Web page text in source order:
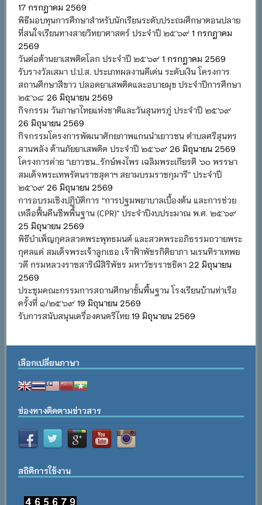
17 กรกฎาคม 2569
พิธีมอบทุนการศึกษาสำหรับนักเรียนระดับประถมศึกษาตอนปลาย
ที่สนใจเรียนทางสายวิทยาศาสตร์ ประจำปี ๒๕๖๙ 1 กรกฎาคม
2569
วันต่อต้านยาเสพติดโลก ประจำปี ๒๕๖๙ 1 กรกฎาคม 2569
รับรางวัลเสมา ป.ป.ส. ประเภทผลงานดีเด่น ระดับเงิน โครงการ
สถานศึกษาสีขาว ปลอดยาเสพติดและอบายมุข ประจำปีการศึกษา
๒๕๖๘ 26 มิถุนายน 2569
กิจกรรม วันภาษาไทยแห่งชาติและวันสุนทรภู่ ประจำปี ๒๕๖๙
26 มิถุนายน 2569
กิจกรรมโครงการพัฒนาศักยภาพแกนนำเยาวชน ตำบลศรีสุนทร
สานพลัง ต้านภัยยาเสพติด ประจำปี ๒๕๖๙ 26 มิถุนายน 2569
โครงการค่าย “เยาวชน…รักษ์พงไพร เฉลิมพระเกียรติ ๖๐ พรรษา
สมเด็จพระเทพรัตนราชสุดาฯ สยามบรมราชกุมารี” ประจำปี
๒๕๖๙ 26 มิถุนายน 2569
การอบรมเชิงปฏิบัติการ “การปฐมพยาบาลเบื้องต้น และการช่วย
เหลือฟื้นคืนชีพพื้นฐาน (CPR)” ประจำปีงบประมาณ พ.ศ. ๒๕๖๙
25 มิถุนายน 2569
พิธีบำเพ็ญกุศลสวดพระพุทธมนต์ และสวดพระอภิธรรมถวายพระ
กุศลแด่ สมเด็จพระเจ้าลูกเธอ เจ้าฟ้าพัชรกิติยาภา นเรนทิราเทพย
วดี กรมหลวงราชสาริณีสิริพัชร มหาวัชรราชธิดา 22 มิถุนายน
2569
ประชุมคณะกรรมการสถานศึกษาขั้นพื้นฐาน โรงเรียนบ้านท่าเรือ
ครั้งที่ ๑/๒๕๖๙ 19 มิถุนายน 2569
รับการสนับสนุนเครื่องดนตรีไทย 19 มิถุนายน 2569
เลือกเปลี่ยนภาษา
ช่องทางติดตามข่าวสาร
สถิติการใช้งาน